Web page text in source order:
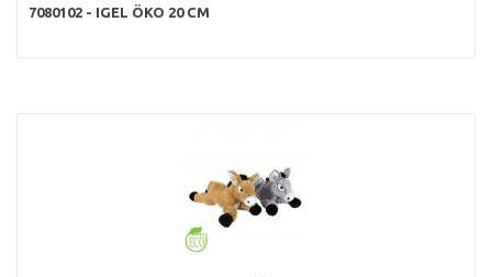
7080102 - IGEL ÖKO 20 CM